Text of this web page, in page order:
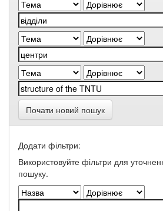
Почати новий пошук
Додати фільтри:
Використовуйте фільтри для
пошуку.